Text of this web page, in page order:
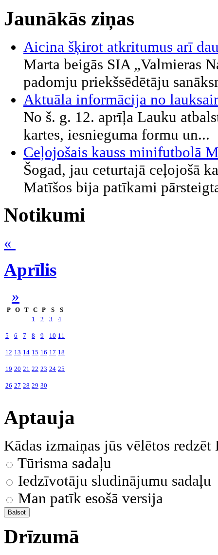
Jaunākās ziņas
Aicina šķirot atkritumus arī
Marta beigās SIA „Valmieras
padomju priekšsēdētāju
Aktuāla informācija no
No š. g. 12. aprīļa Lauku
kartes, iesnieguma formu un...
Ceļojošais kauss minifutbolā
Šogad, jau ceturtajā ceļojošā
Matīšos bija patīkami
Notikumi
«
Aprīlis
»
P O T C P S
S
1
2 3 4
5 6 7 8 9 10 11
12 13 14 15 16 17 18
19 20 21 22 23 24 25
26 27 28 29 30
Aptauja
Kādas izmaiņas jūs vēlētos
Tūrisma sadaļu
Iedzīvotāju sludinājumu sadaļu
Man patīk esošā versija
Drīzumā